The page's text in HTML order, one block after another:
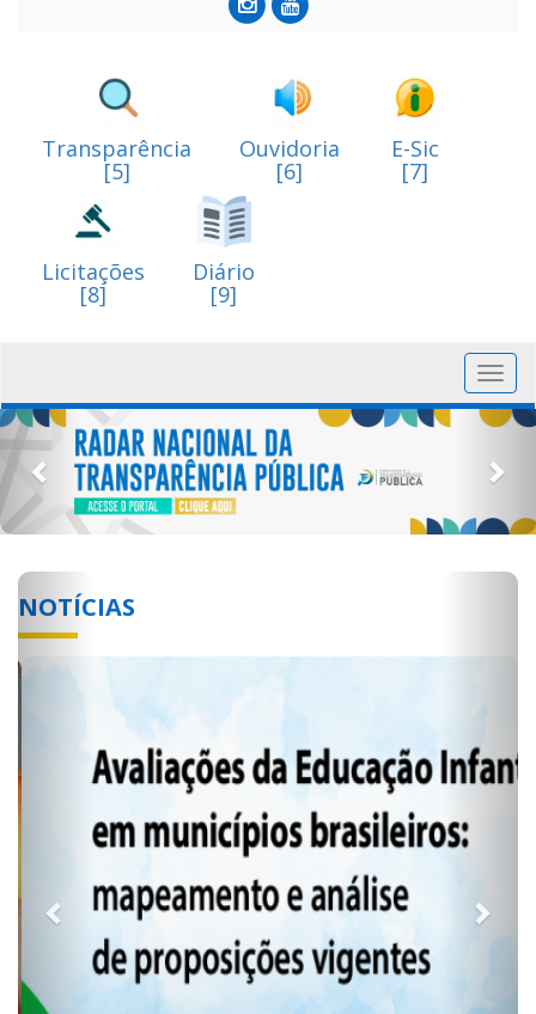
Transparência
[5]
Ouvidoria
[6]
E-Sic
[7]
Licitações
[8]
Diário
[9]
Previous
NOTÍCIAS
Previous Next